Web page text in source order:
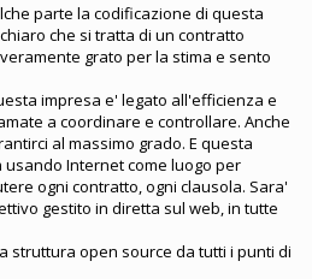
parte la codificazione di questa
che si tratta di un contratto
grato per la stima e sento
impresa e' legato all'efficienza e
a coordinare e controllare. Anche
al massimo grado. E questa
Internet come luogo per
ogni contratto, ogni clausola. Sara'
gestito in diretta sul web, in tutte
struttura open source da tutti i punti di